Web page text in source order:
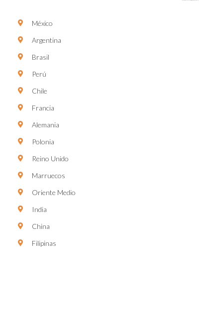
México
Argentina
Brasil
Perú
Chile
Francia
Alemania
Polonia
Reino Unido
Marruecos
Oriente Medio
India
China
Filipinas